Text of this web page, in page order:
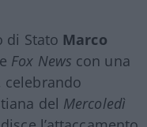
di Stato Marco
Fox News con una
celebrando
del Mercoledì